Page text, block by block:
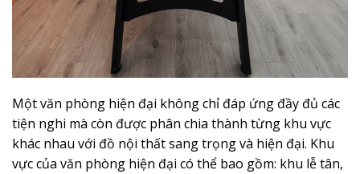
Một văn phòng hiện đại không chỉ đáp ứng đầy đủ các
tiện nghi mà còn được phân chia thành từng khu vực
khác nhau với đồ nội thất sang trọng và hiện đại. Khu
vực của văn phòng hiện đại có thể bao gồm: khu lễ tân,